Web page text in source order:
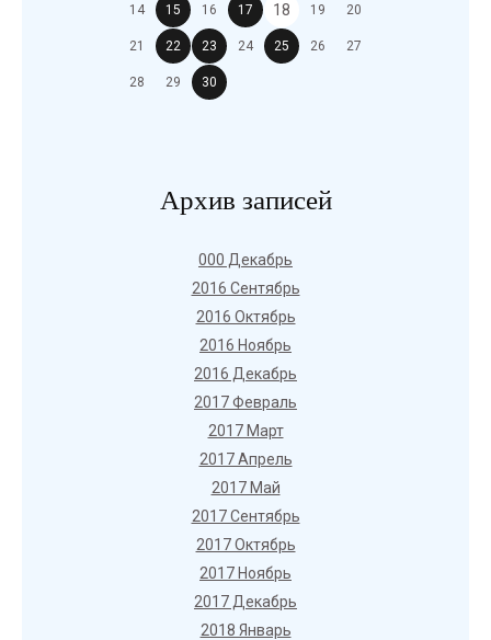
14 15 16 17 18 19 20
21 22 23 24 25 26 27
28 29 30
Архив записей
000 Декабрь
2016 Сентябрь
2016 Октябрь
2016 Ноябрь
2016 Декабрь
2017 Февраль
2017 Март
2017 Апрель
2017 Май
2017 Сентябрь
2017 Октябрь
2017 Ноябрь
2017 Декабрь
2018 Январь